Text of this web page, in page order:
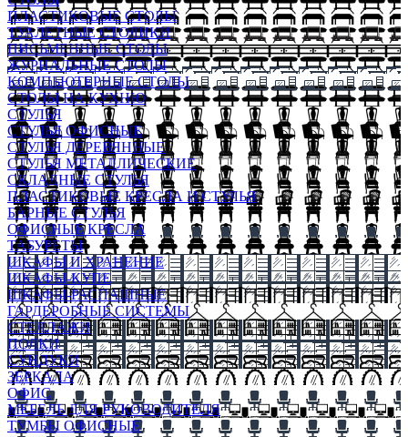
ПЛАСТИКОВЫЕ СТОЛЫ
ТУАЛЕТНЫЕ СТОЛИКИ
ПИСЬМЕННЫЕ СТОЛЫ
ЖУРНАЛЬНЫЕ СТОЛЫ
КОМПЬЮТЕРНЫЕ СТОЛЫ
СТОЛЫ НА КУХНЮ
СТУЛЬЯ
СТУЛЬЯ ОФИСНЫЕ
СТУЛЬЯ ДЕРЕВЯННЫЕ
СТУЛЬЯ МЕТАЛЛИЧЕСКИЕ
СКЛАДНЫЕ СТУЛЬЯ
ПЛАСТИКОВЫЕ КРЕСЛА И СТУЛЬЯ
БАРНЫЕ СТУЛЬЯ
ОФИСНЫЕ КРЕСЛА
ТАБУРЕТЫ
ШКАФЫ И ХРАНЕНИЕ
ШКАФЫ-КУПЕ
ШКАФЫ-РАСПАШНЫЕ
ГАРДЕРОБНЫЕ СИСТЕМЫ
СТЕЛЛАЖИ
ПОЛКИ
СУНДУКИ
ЗЕРКАЛА
ОФИС
МЕБЕЛЬ ДЛЯ РУКОВОДИТЕЛЯ
ТУМБЫ ОФИСНЫЕ